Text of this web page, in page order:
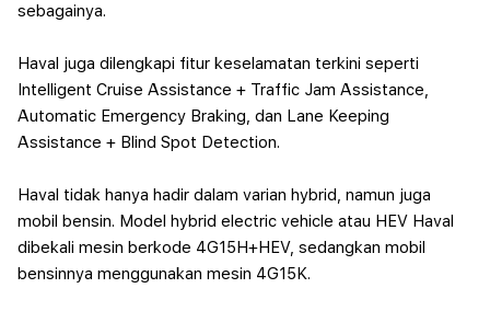
sebagainya.
Haval juga dilengkapi fitur keselamatan terkini seperti
Intelligent Cruise Assistance + Traffic Jam Assistance,
Automatic Emergency Braking, dan Lane Keeping
Assistance + Blind Spot Detection.
Haval tidak hanya hadir dalam varian hybrid, namun juga
mobil bensin. Model hybrid electric vehicle atau HEV Haval
dibekali mesin berkode 4G15H+HEV, sedangkan mobil
bensinnya menggunakan mesin 4G15K.